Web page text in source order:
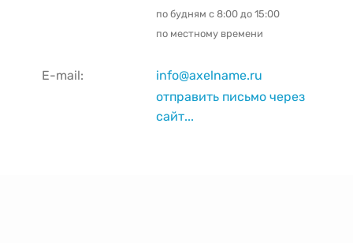
по будням с 8:00 до 15:00
по местному времени
E-mail:
info@axelname.ru
отправить письмо через
сайт...